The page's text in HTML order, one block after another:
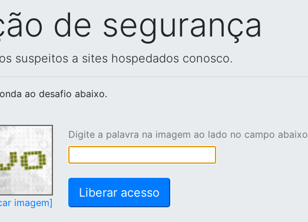
de segurança
suspeitos a sites hospedados conosco.
ao desafio abaixo.
imagem]
Digite a palavra na imagem ao lado no campo abaixo